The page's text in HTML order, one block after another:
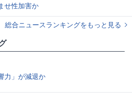
せ性加害か
総合ニュースランキングをもっと見る
力」が減退か